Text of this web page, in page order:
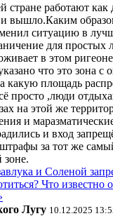
стране работают
и вышло.Каким
ситуацию в
для простых
в этом
что это зона с
какую площадь
просто ,люди
на этой же
и
и вход
за тот же
зоне.
и Соленой
Что известно
Лугу 10.12.2025